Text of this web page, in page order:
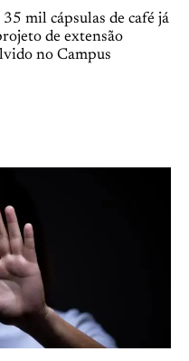
mil cápsulas de café já
de extensão
no Campus